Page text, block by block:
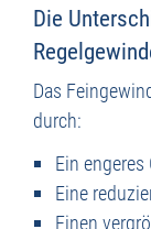
Die
Das
durch:
Ein
Eine
Einen